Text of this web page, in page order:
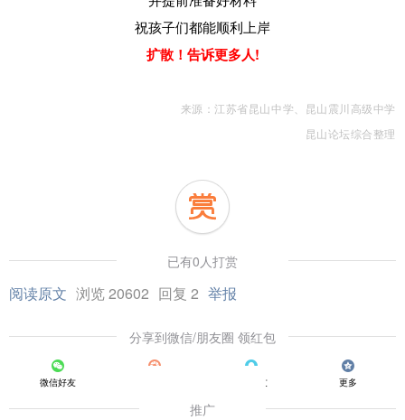
祝孩子们都能顺利上岸
扩散！告诉更多人!
来源：江苏省昆山中学、昆山震川高级中学
昆山论坛综合整理
已有0人打赏
阅读原文 浏览 20602 回复 2 举报
分享到微信/朋友圈 领红包
微信好友 QQ好友 更多
推广